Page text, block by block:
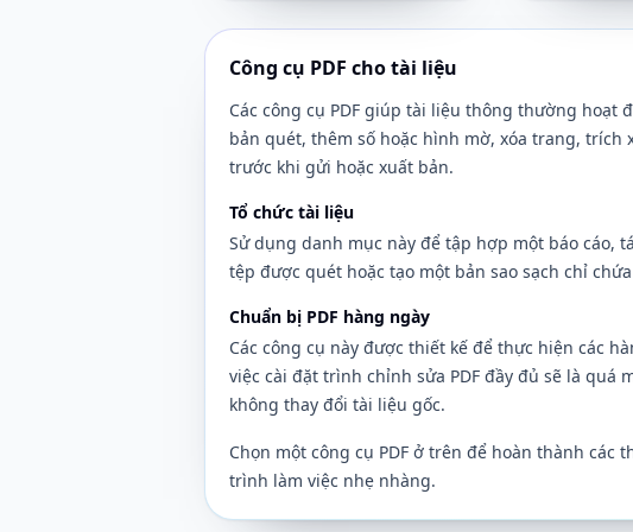
Công cụ PDF cho tài liệu
Các công cụ PDF giúp tài liệu thông thường
bản quét, thêm số hoặc hình mờ, xóa trang,
trước khi gửi hoặc xuất bản.
Tổ chức tài liệu
Sử dụng danh mục này để tập hợp một báo cáo,
tệp được quét hoặc tạo một bản sao sạch chỉ
Chuẩn bị PDF hàng ngày
Các công cụ này được thiết kế để thực hiện các
việc cài đặt trình chỉnh sửa PDF đầy đủ sẽ là
không thay đổi tài liệu gốc.
Chọn một công cụ PDF ở trên để hoàn thành
trình làm việc nhẹ nhàng.